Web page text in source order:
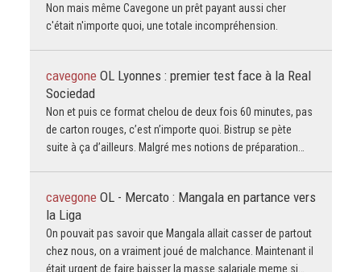
Non mais même Cavegone un prêt payant aussi cher
c'était n'importe quoi, une totale incompréhension.
cavegone OL Lyonnes : premier test face à la Real
Sociedad
Non et puis ce format chelou de deux fois 60 minutes, pas
de carton rouges, c’est n’importe quoi. Bistrup se pète
suite à ça d’ailleurs. Malgré mes notions de préparation…
cavegone OL - Mercato : Mangala en partance vers
la Liga
On pouvait pas savoir que Mangala allait casser de partout
chez nous, on a vraiment joué de malchance. Maintenant il
était urgent de faire baisser la masse salariale meme si…